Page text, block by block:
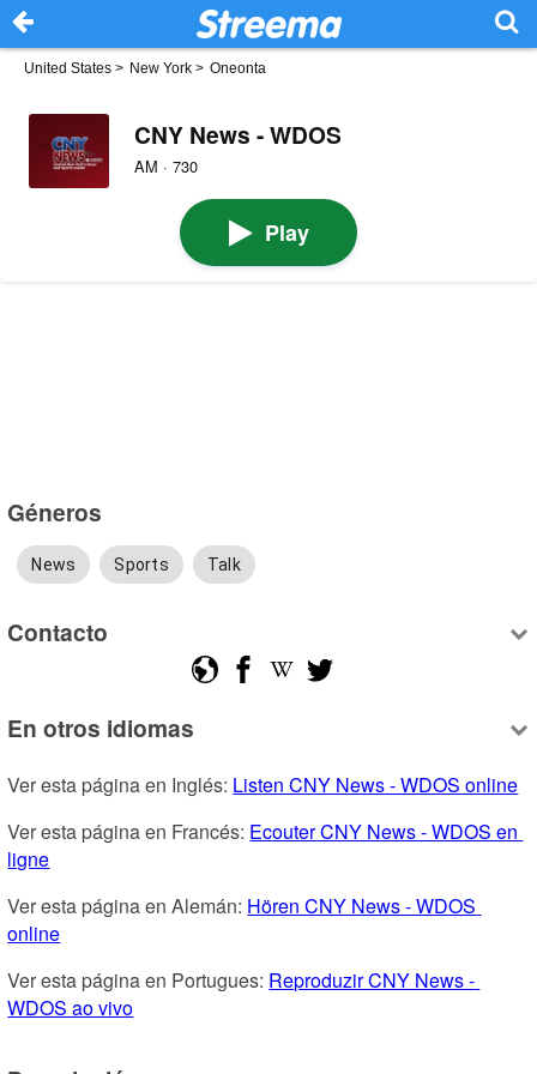
United States > New York > Oneonta
CNY News - WDOS
AM · 730
Play
Géneros
News Sports Talk
Contacto
En otros idiomas
Ver esta página en Inglés: Listen CNY News - WDOS online
Ver esta página en Francés: Ecouter CNY News - WDOS en
ligne
Ver esta página en Alemán: Hören CNY News - WDOS
online
Ver esta página en Portugues: Reproduzir CNY News -
WDOS ao vivo